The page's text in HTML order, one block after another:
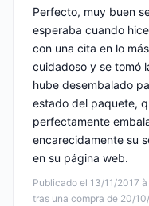
Publicado el 13/11/2017
tras una compra de 20/
Perfecto, muy buen
esperaba cuando
con una cita en lo
cuidadoso y se tomó
hube desembalado
estado del paquete,
perfectamente
encarecidamente su
en su página web.